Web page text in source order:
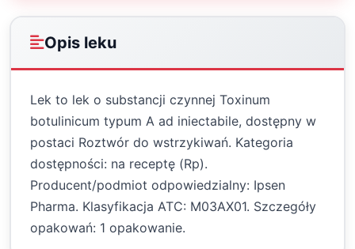
Opis leku
Lek to lek o substancji czynnej Toxinum
botulinicum typum A ad iniectabile, dostępny w
postaci Roztwór do wstrzykiwań. Kategoria
dostępności: na receptę (Rp).
Producent/podmiot odpowiedzialny: Ipsen
Pharma. Klasyfikacja ATC: M03AX01. Szczegóły
opakowań: 1 opakowanie.